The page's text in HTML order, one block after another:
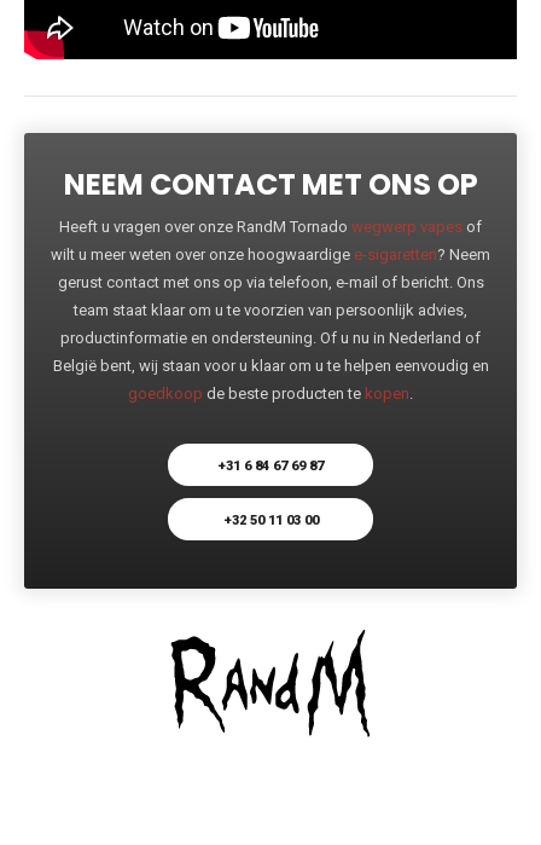
NEEM CONTACT MET ONS OP
Heeft u vragen over onze RandM Tornado wegwerp vapes of
wilt u meer weten over onze hoogwaardige e-sigaretten? Neem
gerust contact met ons op via telefoon, e-mail of bericht. Ons
team staat klaar om u te voorzien van persoonlijk advies,
productinformatie en ondersteuning. Of u nu in Nederland of
België bent, wij staan voor u klaar om u te helpen eenvoudig en
goedkoop de beste producten te kopen.
+31 6 84 67 69 87
+32 50 11 03 00